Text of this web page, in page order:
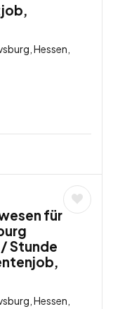
Hessen,
für
Stunde
Hessen,